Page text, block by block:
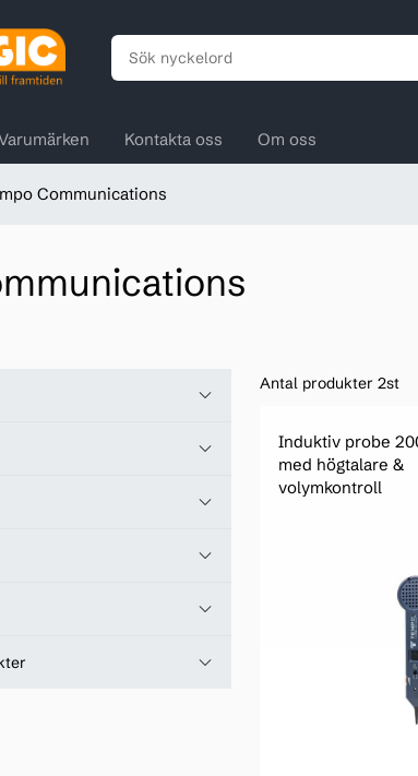
Kontakta oss Om oss
Communications
Antal produkter 2st
Induktiv probe
med högtalare &
volymkontroll